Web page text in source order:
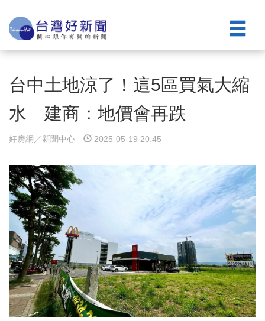
台中土地涼了！這5區買氣大縮
水 建商：地價會再跌
好房網／新聞中心 2025-05-19 20:45